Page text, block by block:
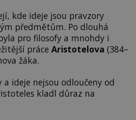
kde ideje jsou pravzory
předmětům. Po dlouhá
pro filosofy a mnohdy i
práce Aristotelova (384–
žáka.
a ideje nejsou odloučeny od
kladl důraz na